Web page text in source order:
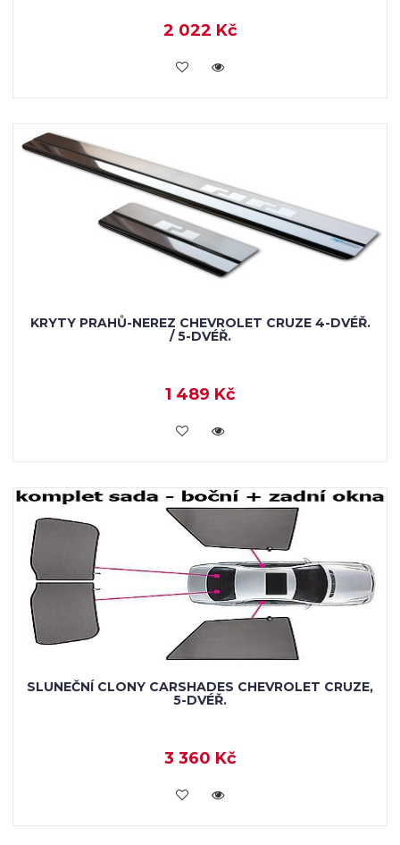
2 022 Kč
KOUPIT
KRYTY PRAHŮ-NEREZ CHEVROLET CRUZE 4-DVÉŘ.
/ 5-DVÉŘ.
1 489 Kč
KOUPIT
SLUNEČNÍ CLONY CARSHADES CHEVROLET CRUZE,
5-DVÉŘ.
3 360 Kč
KOUPIT